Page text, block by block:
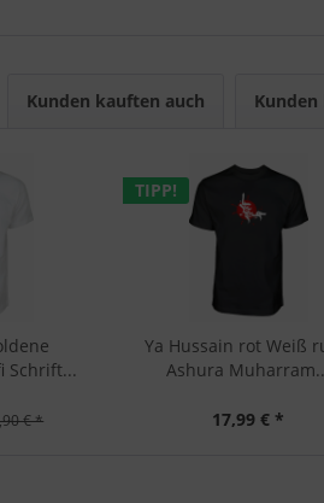
Kunden kauften auch Kunden
Schrift...
€ *
TIPP!
Ya Hussain rot Weiß
Ashura
17,99 € *